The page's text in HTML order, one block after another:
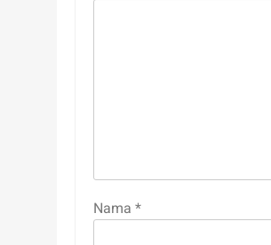
Nama *